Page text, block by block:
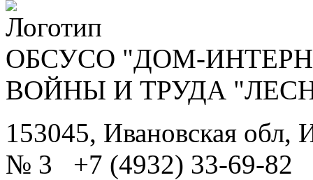
ОБСУСО "ДОМ-
ВОЙНЫ И ТРУДА
153045, Ивановская обл,
№ 3 +7 (4932) 33-69-82